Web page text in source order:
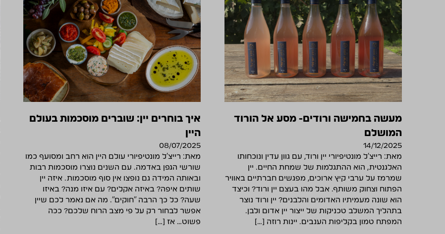
מעשה בחמישה ורודים- מסע אל הורוד
המושלם
14/12/2025
מאת: רייצ'ל מונטיפיורי יין ורוד, עם גוון עדין ונוכחותו
האלגנטית, הוא ההתגלמות של שמחת החיים. יין
שמרמז על ערבי קיץ ארוכים, מפגשים חברתיים באוויר
הפתוח וצחוק משותף. אבל מהו בעצם יין ורוד? וכיצד
הוא שונה מעמיתיו האדומים והלבנים? יין ורוד נוצר
בתהליך המשלב טכניקות של ייצור יין אדום ולבן.
המפתח טמון בקליפות הענבים. יינות רוזה […]
איך בוחרים יין: שוברים מוסכמות בעולם
היין
08/07/2025
מאת: רייצ'ל מונטיפיורי עולם היין הוא רחב ומסועף כמו
שורשי הגפן באדמה. עם השנים נוצרו מוסכמות רבות
ובאותה המידה גם נופצו אין סוף מוסכמות. איזה יין
שותים איפה? באיזה אקלים? עם איזו מנה? באיזו
שעה? כל כך הרבה "חוקים". מה אם נאמר לכם שיין
אפשר לבחור רק על פי מצב הרוח שלכם? ככה
פשוט… אז […]